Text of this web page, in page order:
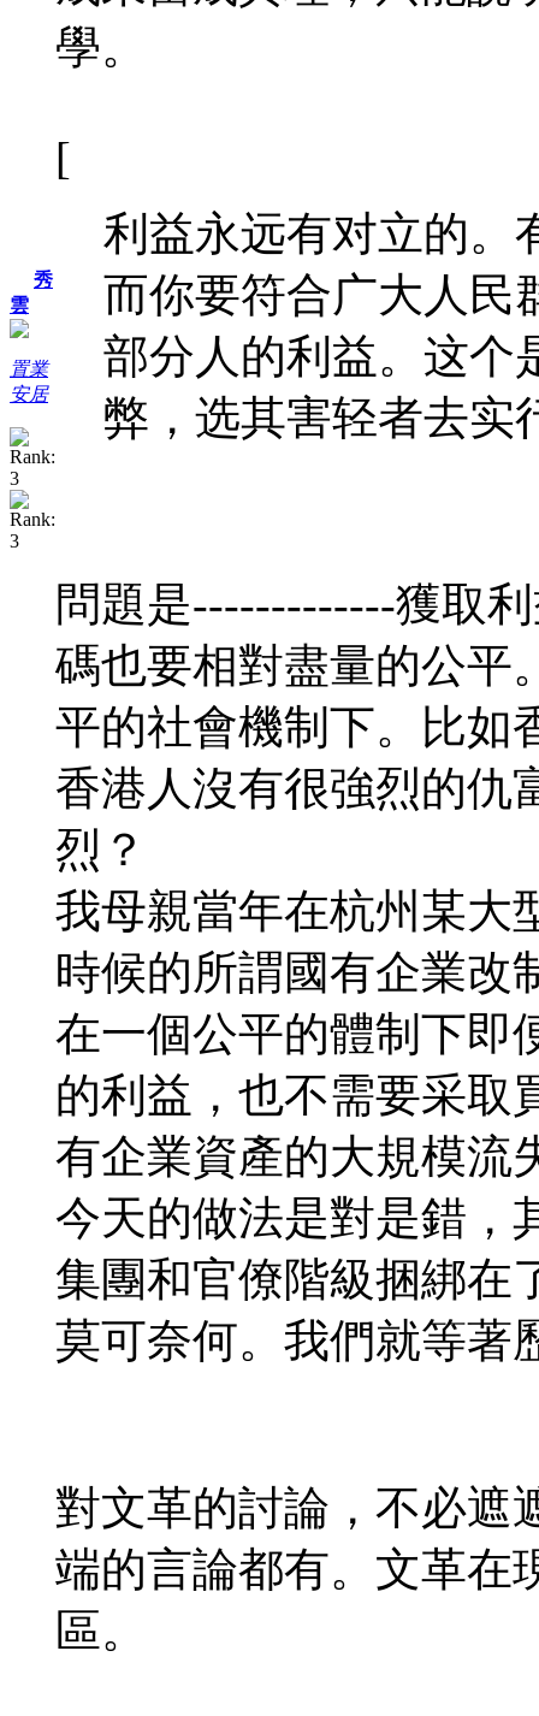
秀
雲
置業
安居
學。
[
利益永远有对立的。
而你要符合广大人民
部分人的利益。这个
弊，选其害轻者去实
問題是-------------獲取
碼也要相對盡量的公平
平的社會機制下。比如
香港人沒有很強烈的仇
烈？
我母親當年在杭州某大
時候的所謂國有企業改
在一個公平的體制下即
的利益，也不需要采取
有企業資產的大規模流
今天的做法是對是錯，
集團和官僚階級捆綁在
莫可奈何。我們就等著
對文革的討論，不必遮
端的言論都有。文革在
區。